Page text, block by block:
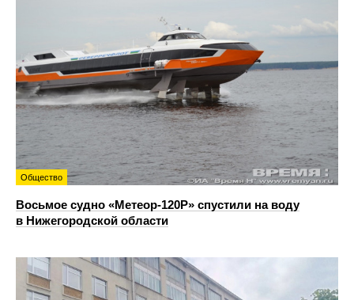
Общество
Восьмое судно «Метеор-120Р» спустили на воду
в Нижегородской области